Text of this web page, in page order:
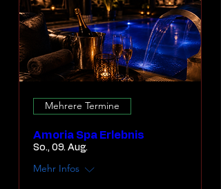
Mehrere Termine
Amoria Spa Erlebnis
So., 09. Aug.
Mehr Infos